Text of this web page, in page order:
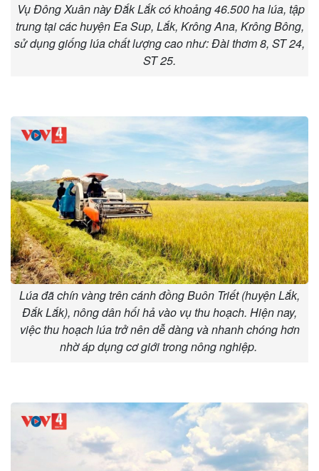
Vụ Đông Xuân này Đắk Lắk có khoảng 46.500 ha lúa, tập
trung tại các huyện Ea Sup, Lắk, Krông Ana, Krông Bông,
sử dụng giống lúa chất lượng cao như: Đài thơm 8, ST 24,
ST 25.
Lúa đã chín vàng trên cánh đồng Buôn Triết (huyện Lắk,
Đắk Lắk), nông dân hối hả vào vụ thu hoạch. Hiện nay,
việc thu hoạch lúa trở nên dễ dàng và nhanh chóng hơn
nhờ áp dụng cơ giới trong nông nghiệp.